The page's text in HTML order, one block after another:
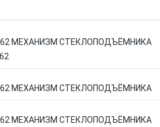
МЕХАНИЗМ СТЕКЛОПОДЪЁМНИКА
МЕХАНИЗМ СТЕКЛОПОДЪЁМНИКА
МЕХАНИЗМ СТЕКЛОПОДЪЁМНИКА